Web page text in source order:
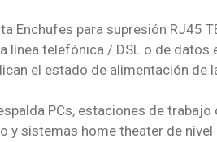
Enchufes para supresión RJ45
telefónica / DSL o de datos
el estado de alimentación de
PCs, estaciones de
y sistemas home theater de nivel